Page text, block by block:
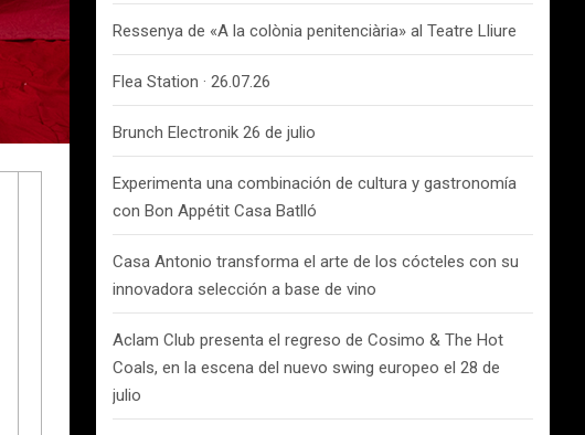
Ressenya de «A la colònia penitenciària» al Teatre Lliure
Flea Station · 26.07.26
Brunch Electronik 26 de julio
Experimenta una combinación de cultura y gastronomía
con Bon Appétit Casa Batlló
Casa Antonio transforma el arte de los cócteles con su
innovadora selección a base de vino
Aclam Club presenta el regreso de Cosimo & The Hot
Coals, en la escena del nuevo swing europeo el 28 de
julio